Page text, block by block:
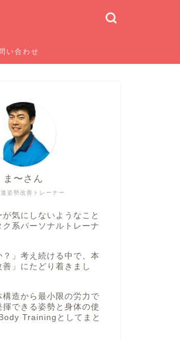
い合わせ
進姿勢改善トレーナー
ま〜さん
気にしないようなこと
ク系パーソナルトレーナ
？」考え続ける中で、本
」にたどり着きまし
造から最小限の労力で
できる姿勢と身体の使
Trainingとしてまと